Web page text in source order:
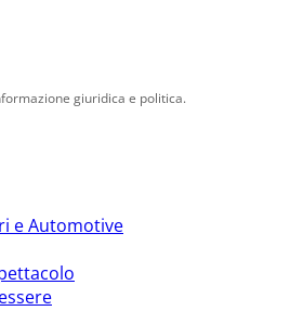
giuridica e politica.
e Automotive